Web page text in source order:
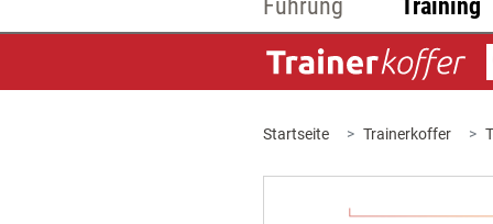
Führung Training
Startseite Trainerkoffer